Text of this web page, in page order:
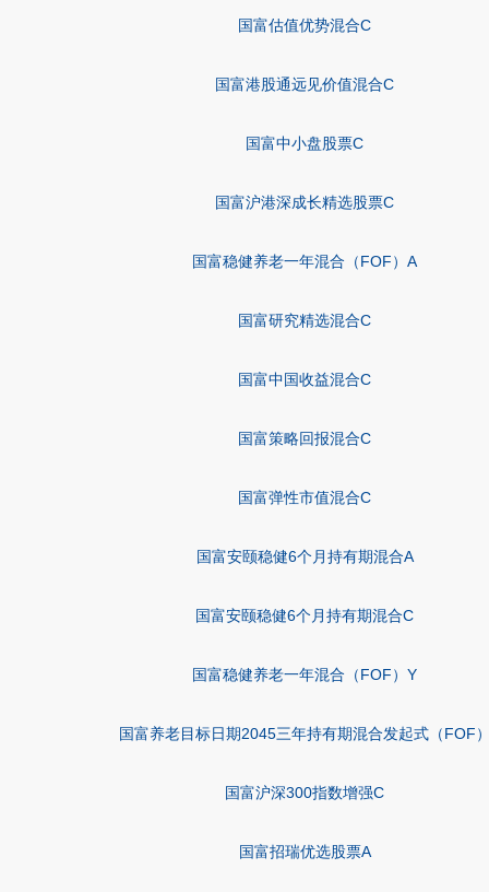
国富估值优势混合C
国富港股通远见价值混合C
国富中小盘股票C
国富沪港深成长精选股票C
国富稳健养老一年混合（FOF）A
国富研究精选混合C
国富中国收益混合C
国富策略回报混合C
国富弹性市值混合C
国富安颐稳健6个月持有期混合A
国富安颐稳健6个月持有期混合C
国富稳健养老一年混合（FOF）Y
国富养老目标日期2045三年持有期混合发起式（FOF
国富沪深300指数增强C
国富招瑞优选股票A